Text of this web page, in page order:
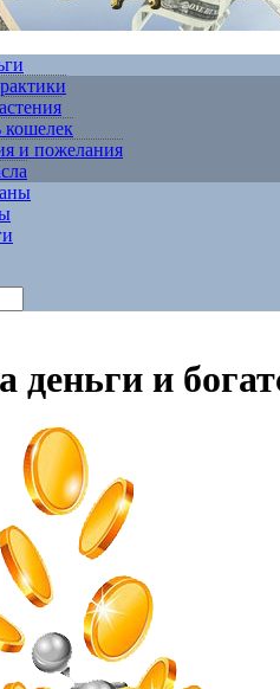
кошелек
и пожелания
и